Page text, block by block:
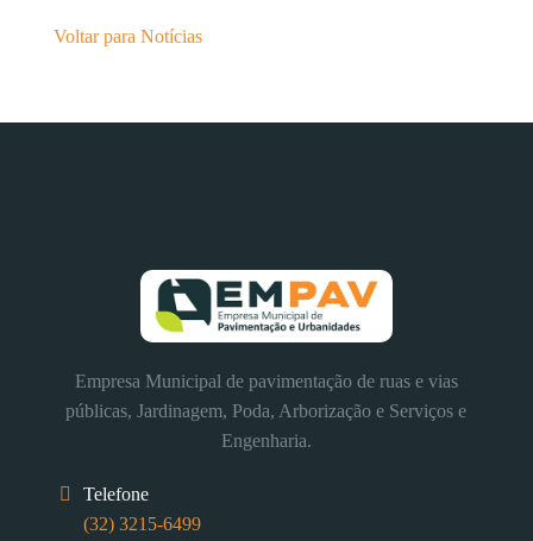
Voltar para Notícias
Empresa Municipal de pavimentação de ruas e vias
públicas, Jardinagem, Poda, Arborização e Serviços e
Engenharia.
Telefone
(32) 3215-6499